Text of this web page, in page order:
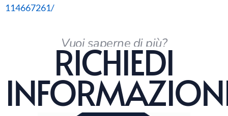
114667261/
Vuoi saperne di più?
RICHIEDI